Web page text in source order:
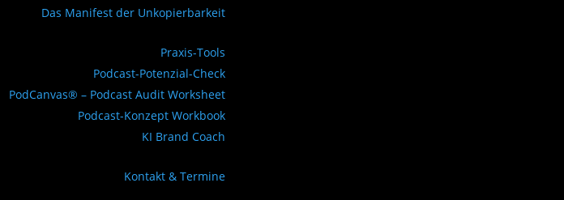
Das Manifest der Unkopierbarkeit
Praxis-Tools
Podcast-Potenzial-Check
PodCanvas® – Podcast Audit Worksheet
Podcast-Konzept Workbook
KI Brand Coach
Kontakt & Termine